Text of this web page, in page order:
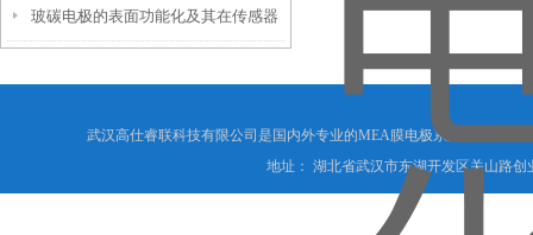
玻碳电极的表面功能化及其在传感器
武汉高仕睿联科技有限公司是国内外专业的MEA膜电极系列厂家,欢
地址： 湖北省武汉市东湖开发区关山路